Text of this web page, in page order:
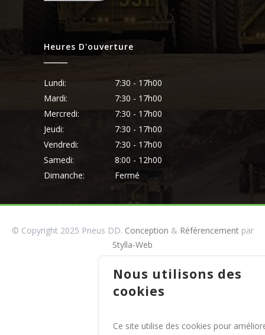
Heures D'ouverture
Lundi:
7:30 - 17h00
Mardi:
7:30 - 17h00
Mercredi:
7:30 - 17h00
Jeudi:
7:30 - 17h00
Vendredi:
7:30 - 17h00
Samedi:
8:00 - 12h00
Dimanche:
Fermé
© Copyright 2025 Pneus DD. Conception & Référencementpar
Stylla-Web
Nous utilisons des
cookies
Ce site utilise des cookies pour